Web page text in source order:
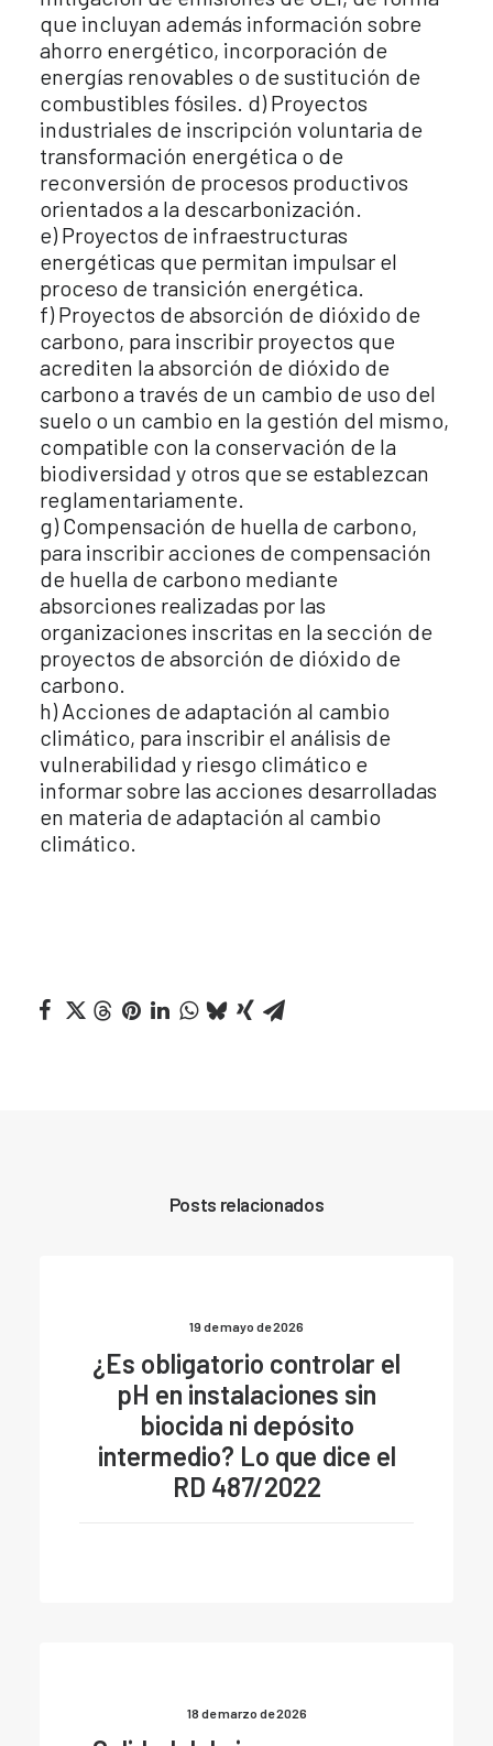
que incluyan además información sobre
ahorro energético, incorporación de
energías renovables o de sustitución de
combustibles fósiles. d) Proyectos
industriales de inscripción voluntaria de
transformación energética o de
reconversión de procesos productivos
orientados a la descarbonización.
e) Proyectos de infraestructuras
energéticas que permitan impulsar el
proceso de transición energética.
f) Proyectos de absorción de dióxido de
carbono, para inscribir proyectos que
acrediten la absorción de dióxido de
carbono a través de un cambio de uso del
suelo o un cambio en la gestión del mismo,
compatible con la conservación de la
biodiversidad y otros que se establezcan
reglamentariamente.
g) Compensación de huella de carbono,
para inscribir acciones de compensación
de huella de carbono mediante
absorciones realizadas por las
organizaciones inscritas en la sección de
proyectos de absorción de dióxido de
carbono.
h) Acciones de adaptación al cambio
climático, para inscribir el análisis de
vulnerabilidad y riesgo climático e
informar sobre las acciones desarrolladas
en materia de adaptación al cambio
climático.
Posts relacionados
19 de mayo de 2026
¿Es obligatorio controlar el
pH en instalaciones sin
biocida ni depósito
intermedio? Lo que dice el
RD 487/2022
18 de marzo de 2026